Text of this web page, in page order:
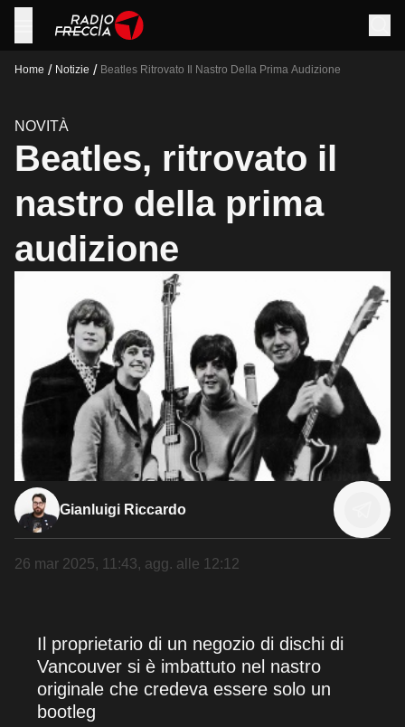
Home / Notizie / Beatles Ritrovato Il Nastro Della Prima Audizione
NOVITÀ
Beatles, ritrovato il
nastro della prima
audizione
Gianluigi Riccardo
26 mar 2025, 11:43, agg. alle 12:12
Il proprietario di un negozio di dischi di
Vancouver si è imbattuto nel nastro
originale che credeva essere solo un
bootleg